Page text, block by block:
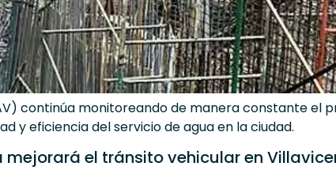
continúa monitoreando de manera constante el
y eficiencia del servicio de agua en la ciudad.
el tránsito vehicular en